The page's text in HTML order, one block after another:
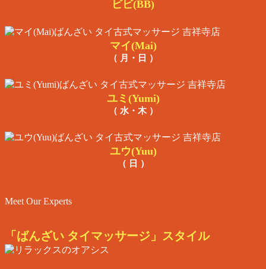
ビビ(BB)
マイ(Mai)
（ 月・日 ）
ユミ(Yumi)
（ 水・木 ）
ユウ(Yuu)
（ 日 ）
Meet Our Experts
「ばんざい タイマッサージ」スタイル